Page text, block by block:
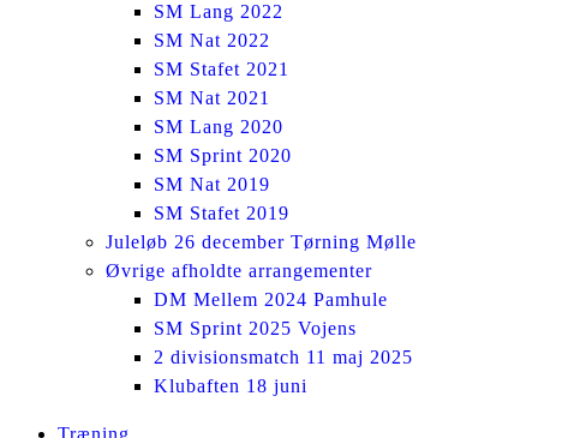
SM Lang 2022
SM Nat 2022
SM Stafet 2021
SM Nat 2021
SM Lang 2020
SM Sprint 2020
SM Nat 2019
SM Stafet 2019
Juleløb 26 december Tørning Mølle
Øvrige afholdte arrangementer
DM Mellem 2024 Pamhule
SM Sprint 2025 Vojens
2 divisionsmatch 11 maj 2025
Klubaften 18 juni
Facebook
InstagramTræning